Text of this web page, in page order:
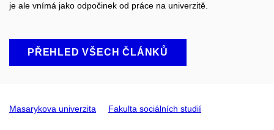
je ale vnímá jako odpočinek od práce na univerzitě.
PŘEHLED VŠECH ČLÁNKŮ
Masarykova univerzita Fakulta sociálních studií